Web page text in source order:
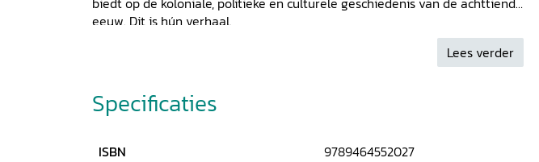
eeuw. Dit is hún verhaal.
Lees verder
Specificaties
ISBN
9789464552027